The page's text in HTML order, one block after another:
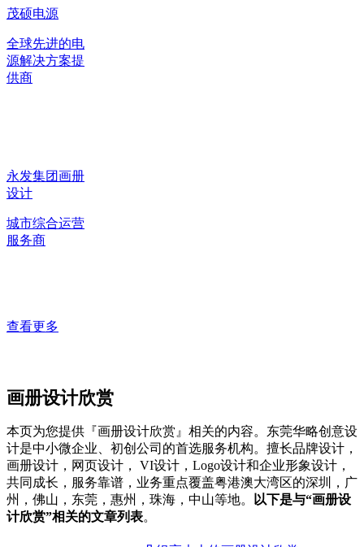
茂硕电源
全球先进的电
源解决方案提
供商
永发集团画册
设计
城市综合运营
服务商
查看更多
画册设计欣赏
本页为您提供『画册设计欣赏』相关的内容。东莞华略创意设
计是中小微企业、初创公司的首选服务机构。擅长品牌设计，
画册设计，网页设计， VI设计，Logo设计和企业形象设计，
共同成长，服务靠谱，业务重点覆盖粤港澳大湾区的深圳，广
州，佛山，东莞，惠州，珠海，中山等地。
以下是与“画册设
计欣赏”相关的文章列表。